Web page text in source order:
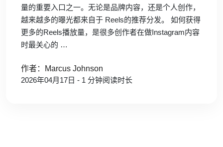
量的重要入口之一。无论是品牌内容，还是个人创作，
越来越多的曝光都来自于 Reels的推荐分发。 如何获得
更多的Reels播放量，是很多创作者在做Instagram内容
时最关心的 …
作者：Marcus Johnson
2026年04月17日 - 1 分钟阅读时长